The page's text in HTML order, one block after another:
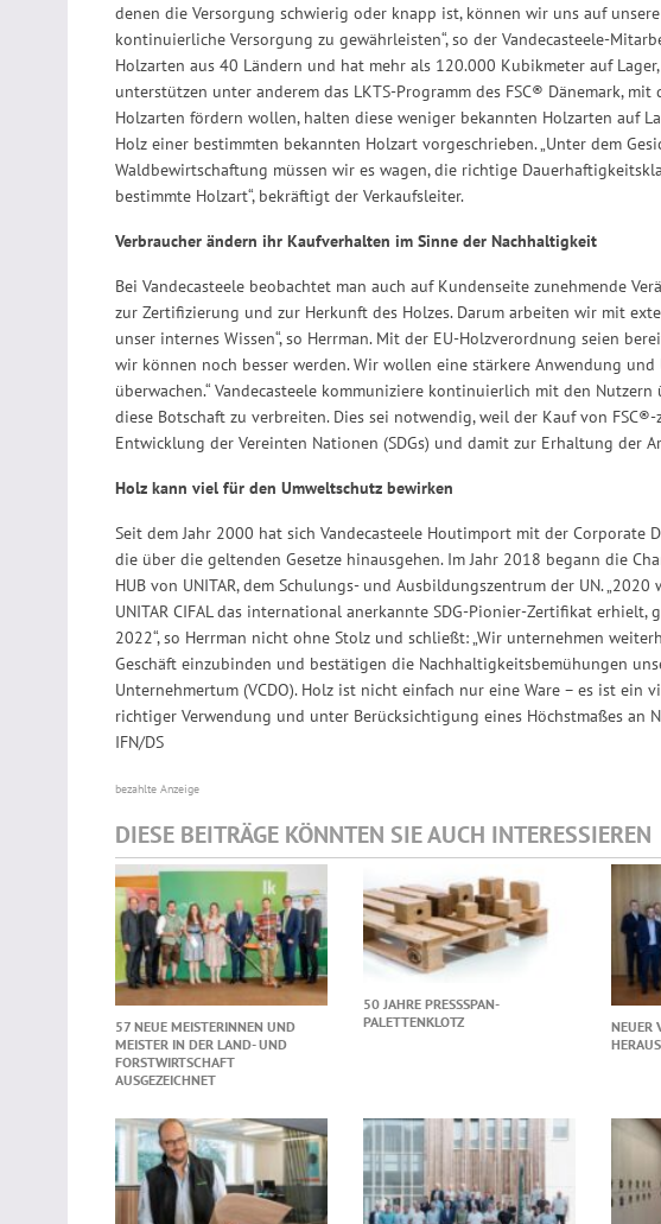
denen die Versorgung schwierig oder knapp ist, können wir uns auf
kontinuierliche Versorgung zu gewährleisten“, so der Vandecasteele-
Holzarten aus 40 Ländern und hat mehr als 120.000 Kubikmeter auf
unterstützen unter anderem das LKTS-Programm des FSC® Dänemark,
Holzarten fördern wollen, halten diese weniger bekannten Holzarten auf
Holz einer bestimmten bekannten Holzart vorgeschrieben. „Unter dem
Waldbewirtschaftung müssen wir es wagen, die richtige
bestimmte Holzart“, bekräftigt der Verkaufsleiter.
Verbraucher ändern ihr Kaufverhalten im Sinne der Nachhaltigkeit
Bei Vandecasteele beobachtet man auch auf Kundenseite zunehmende
zur Zertifizierung und zur Herkunft des Holzes. Darum arbeiten wir mit
unser internes Wissen“, so Herrman. Mit der EU-Holzverordnung seien
wir können noch besser werden. Wir wollen eine stärkere Anwendung
überwachen.“ Vandecasteele kommuniziere kontinuierlich mit den
diese Botschaft zu verbreiten. Dies sei notwendig, weil der Kauf von
Entwicklung der Vereinten Nationen (SDGs) und damit zur Erhaltung der
Holz kann viel für den Umweltschutz bewirken
Seit dem Jahr 2000 hat sich Vandecasteele Houtimport mit der Corporate
die über die geltenden Gesetze hinausgehen. Im Jahr 2018 begann die
HUB von UNITAR, dem Schulungs- und Ausbildungszentrum der UN.
UNITAR CIFAL das international anerkannte SDG-Pionier-Zertifikat erhielt,
2022“, so Herrman nicht ohne Stolz und schließt: „Wir unternehmen
Geschäft einzubinden und bestätigen die Nachhaltigkeitsbemühungen
Unternehmertum (VCDO). Holz ist nicht einfach nur eine Ware – es ist
richtiger Verwendung und unter Berücksichtigung eines Höchstmaßes an
IFN/DS
bezahlte Anzeige
DIESE BEITRÄGE KÖNNTEN SIE AUCH INTERESSIEREN
57 NEUE MEISTERINNEN UND
MEISTER IN DER LAND- UND
FORSTWIRTSCHAFT
AUSGEZEICHNET
50 JAHRE PRESSSPAN-
PALETTENKLOTZ
NEUER